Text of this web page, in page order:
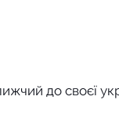
до своєї